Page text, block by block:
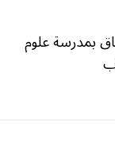
بمدرسة علوم